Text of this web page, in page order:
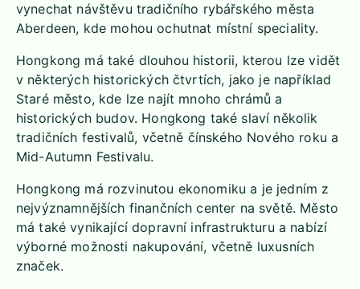
vynechat návštěvu tradičního rybářského města
Aberdeen, kde mohou ochutnat místní speciality.
Hongkong má také dlouhou historii, kterou lze vidět
v některých historických čtvrtích, jako je například
Staré město, kde lze najít mnoho chrámů a
historických budov. Hongkong také slaví několik
tradičních festivalů, včetně čínského Nového roku a
Mid-Autumn Festivalu.
Hongkong má rozvinutou ekonomiku a je jedním z
nejvýznamnějších finančních center na světě. Město
má také vynikající dopravní infrastrukturu a nabízí
výborné možnosti nakupování, včetně luxusních
značek.